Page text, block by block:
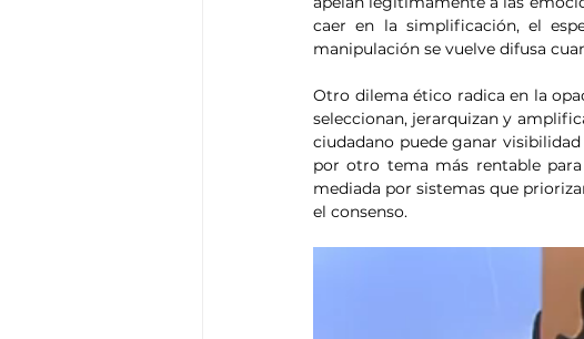
caer en la simplificación, el
manipulación se vuelve difusa
Otro dilema ético radica en la
seleccionan, jerarquizan y
ciudadano puede ganar
por otro tema más rentable
mediada por sistemas que
el consenso.